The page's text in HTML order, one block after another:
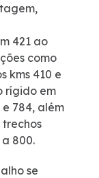
421 ao
como
kms 410 e
rígido em
e 784, além
800.
se